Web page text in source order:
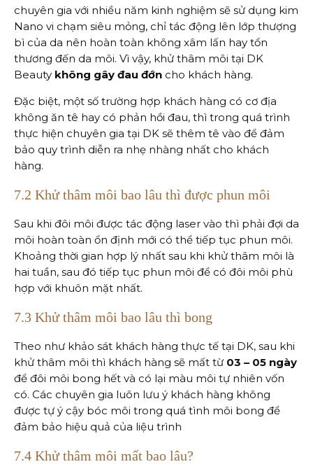
chuyên gia với nhiều năm kinh nghiệm sẽ sử dụng kim
Nano vi chạm siêu mỏng, chỉ tác động lên lớp thượng
bì của da nên hoàn toàn không xâm lấn hay tổn
thương đến da môi. Vì vậy, khử thâm môi tại DK
Beauty không gây đau đớn cho khách hàng.
Đặc biệt, một số trường hợp khách hàng có cơ địa
không ăn tê hay có phản hồi đau, thì trong quá trình
thực hiện chuyên gia tại DK sẽ thêm tê vào để đảm
bảo quy trình diễn ra nhẹ nhàng nhất cho khách
hàng.
7.2 Khử thâm môi bao lâu thì được phun môi
Sau khi đôi môi được tác động laser vào thì phải đợi da
môi hoàn toàn ổn định mới có thể tiếp tục phun môi.
Khoảng thời gian hợp lý nhất sau khi khử thâm môi là
hai tuần, sau đó tiếp tục phun môi để có đôi môi phù
hợp với khuôn mặt nhất.
7.3 Khử thâm môi bao lâu thì bong
Theo như khảo sát khách hàng thực tế tại DK, sau khi
khử thâm môi thì khách hàng sẽ mất từ 03 – 05 ngày
để đôi môi bong hết và có lại màu môi tự nhiên vốn
có. Các chuyên gia luôn lưu ý khách hàng không
được tự ý cậy bóc môi trong quá tình môi bong để
đảm bảo hiệu quả của liệu trình
7.4 Khử thâm môi mất bao lâu?